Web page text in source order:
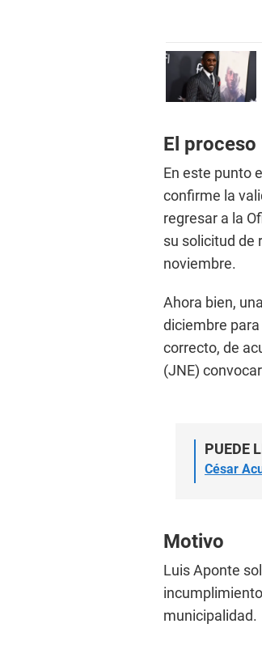
El proceso
En este punto
confirme la
regresar a la
su solicitud de
noviembre.
Ahora bien,
diciembre
correcto, de
(JNE)
PUEDE
César
Motivo
Luis Aponte
municipalidad.